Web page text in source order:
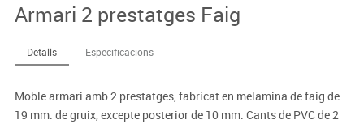
Armari 2 prestatges Faig
Detalls Especificacions
Moble armari amb 2 prestatges, fabricat en melamina de faig de
19 mm. de gruix, excepte posterior de 10 mm. Cants de PVC de 2